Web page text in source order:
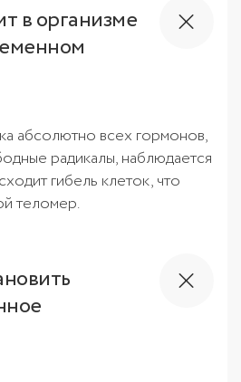
в организме
абсолютно всех гормонов,
радикалы, наблюдается
гибель клеток, что
теломер.